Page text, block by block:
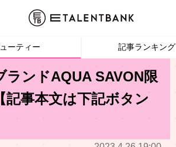
ーティー 記事ランキング
ランドAQUA SAVON限
記事本文は下記ボタン